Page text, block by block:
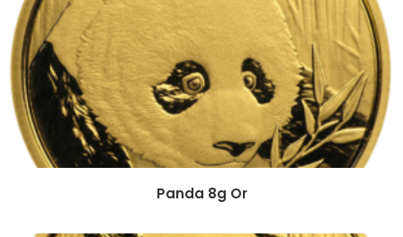
Panda 8g Or